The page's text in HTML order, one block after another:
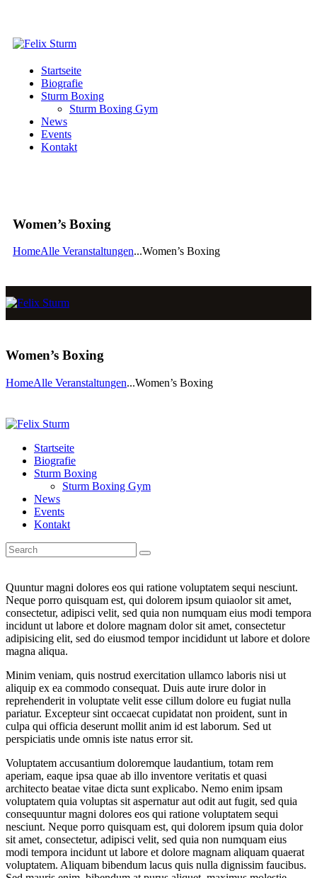
Startseite
Biografie
Sturm Boxing
Sturm Boxing Gym
News
Events
Kontakt
Women’s Boxing
HomeAlle Veranstaltungen...Women’s Boxing
Women’s Boxing
HomeAlle Veranstaltungen...Women’s Boxing
Startseite
Biografie
Sturm Boxing
Sturm Boxing Gym
News
Events
Kontakt
Quuntur magni dolores eos qui ratione voluptatem sequi nesciunt.
Neque porro quisquam est, qui dolorem ipsum quiaolor sit amet,
consectetur, adipisci velit, sed quia non numquam eius modi tempora
incidunt ut labore et dolore magnam dolor sit amet, consectetur
adipisicing elit, sed do eiusmod tempor incididunt ut labore et dolore
magna aliqua.
Minim veniam, quis nostrud exercitation ullamco laboris nisi ut
aliquip ex ea commodo consequat. Duis aute irure dolor in
reprehenderit in voluptate velit esse cillum dolore eu fugiat nulla
pariatur. Excepteur sint occaecat cupidatat non proident, sunt in
culpa qui officia deserunt mollit anim id est laborum. Sed ut
perspiciatis unde omnis iste natus error sit.
Voluptatem accusantium doloremque laudantium, totam rem
aperiam, eaque ipsa quae ab illo inventore veritatis et quasi
architecto beatae vitae dicta sunt explicabo. Nemo enim ipsam
voluptatem quia voluptas sit aspernatur aut odit aut fugit, sed quia
consequuntur magni dolores eos qui ratione voluptatem sequi
nesciunt. Neque porro quisquam est, qui dolorem ipsum quia dolor
sit amet, consectetur, adipisci velit, sed quia non numquam eius
modi tempora incidunt ut labore et dolore magnam aliquam quaerat
voluptatem. Aliquam bibendum lacus quis nulla dignissim faucibus.